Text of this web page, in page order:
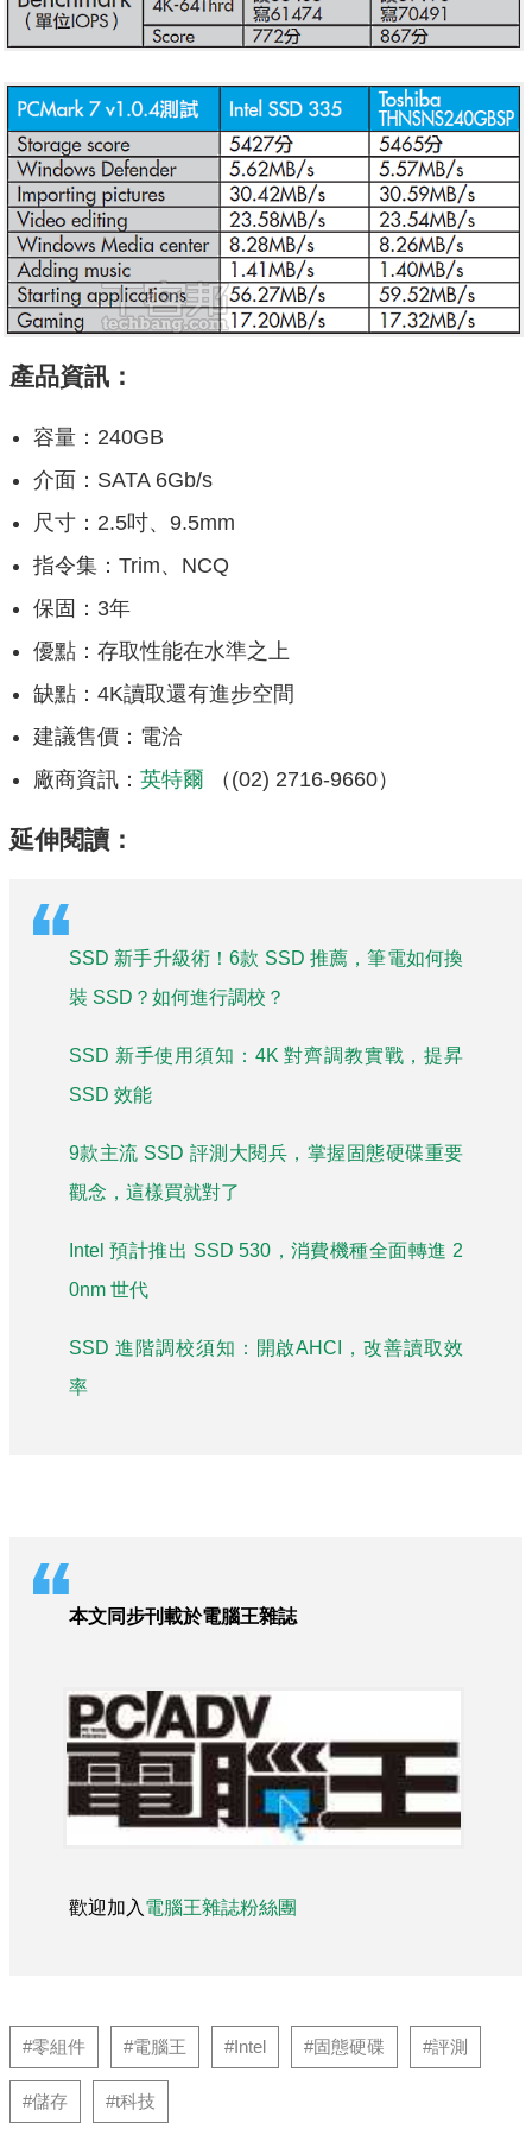
產品資訊：
容量：240GB
介面：SATA 6Gb/s
尺寸：2.5吋、9.5mm
指令集：Trim、NCQ
保固：3年
優點：存取性能在水準之上
缺點：4K讀取還有進步空間
建議售價：電洽
廠商資訊： 英特爾 （(02) 2716-9660）
延伸閱讀：
SSD 新手升級術！6款 SSD 推薦，筆電如何換
裝 SSD？如何進行調校？
SSD 新手使用須知：4K 對齊調教實戰，提昇
SSD 效能
9款主流 SSD 評測大閱兵，掌握固態硬碟重要
觀念，這樣買就對了
Intel 預計推出 SSD 530，消費機種全面轉進 2
0nm 世代
SSD 進階調校須知：開啟AHCI，改善讀取效
率
本文同步刊載於電腦王雜誌
歡迎加入 電腦王雜誌粉絲團
#零組件 #電腦王 #Intel #固態硬碟 #評測
#儲存 #t科技